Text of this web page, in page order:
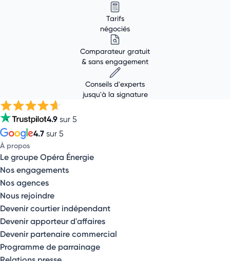
Tarifs
négociés
Comparateur gratuit
& sans engagement
Conseils d'experts
jusqu'à la signature
4.9 sur 5
4.7 sur 5
À propos
Le groupe Opéra Énergie
Nos engagements
Nos agences
Nous rejoindre
Devenir courtier indépendant
Devenir apporteur d'affaires
Devenir partenaire commercial
Programme de parrainage